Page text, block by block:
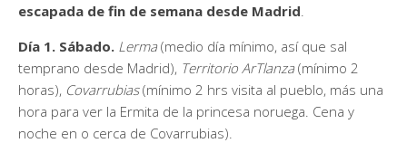
escapada de fin de semana desde Madrid
Día 1. Sábado. Lerma(medio día mínimo, así que sal
temprano desde Madrid), Territorio ArTlanza(mínimo 2
horas), Covarrubias(mínimo 2 hrs visita al pueblo, más una
hora para ver la Ermita de la princesa noruega. Cena y
noche en o cerca de Covarrubias).